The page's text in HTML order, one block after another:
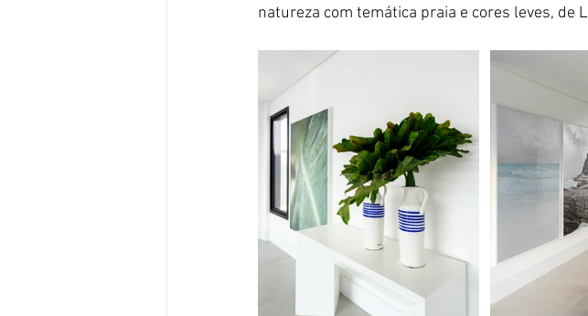
natureza com temática praia e cores leves, de